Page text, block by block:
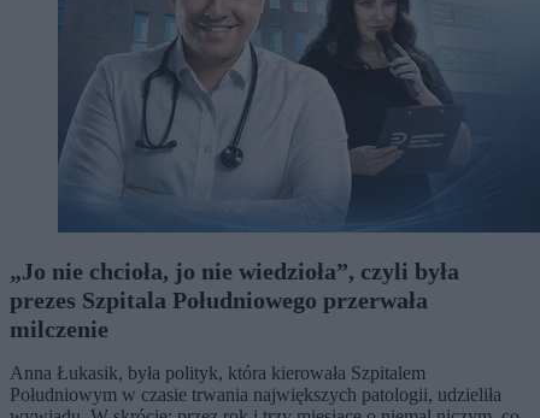
„Jo nie chcioła, jo nie wiedzioła”, czyli była
prezes Szpitala Południowego przerwała
milczenie
Anna Łukasik, była polityk, która kierowała Szpitalem
Południowym w czasie trwania największych patologii, udzieliła